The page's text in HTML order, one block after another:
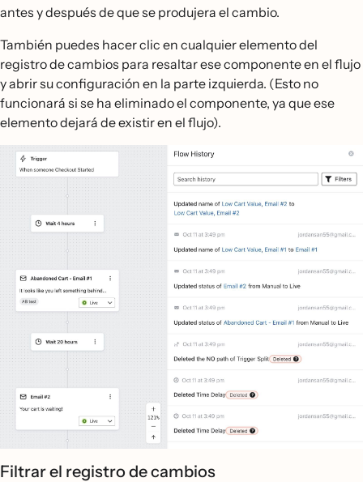
antes y después de que se produjera el cambio.
También puedes hacer clic en cualquier elemento del
registro de cambios para resaltar ese componente en el flujo
y abrir su configuración en la parte izquierda. (Esto no
funcionará si se ha eliminado el componente, ya que ese
elemento dejará de existir en el flujo).
Filtrar el registro de cambios